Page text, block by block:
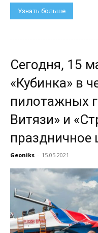
Узнать больше
Сегодня, 15
«Кубинка» в
пилотажных
Витязи» и
Geoniks - 15.05.2021